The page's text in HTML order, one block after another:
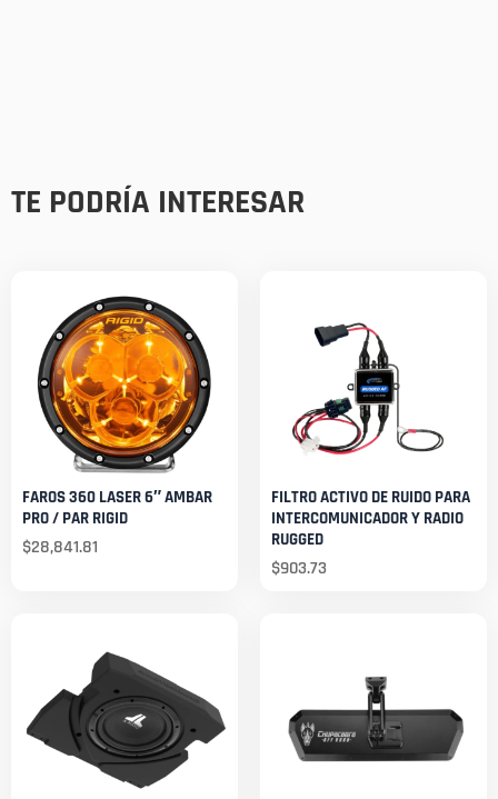
TE PODRÍA INTERESAR
FAROS 360 LASER 6″ AMBAR
PRO / PAR RIGID
$28,841.81
FILTRO ACTIVO DE RUIDO PARA
INTERCOMUNICADOR Y RADIO
RUGGED
$903.73